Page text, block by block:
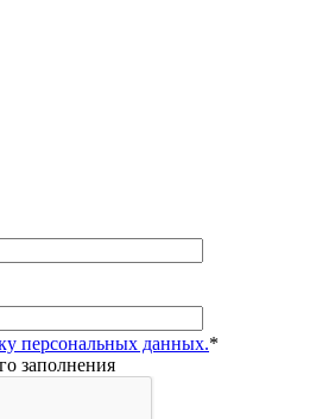
персональных данных.*
заполнения